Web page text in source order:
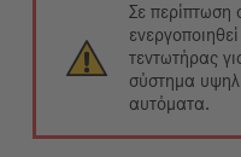
Σε περίπτωση
τεντωτήρας
σύστημα
αυτόματα.